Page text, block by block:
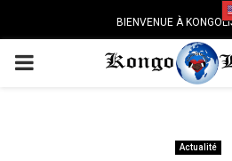
BIENVENUE À
PRIMARY
Actualité